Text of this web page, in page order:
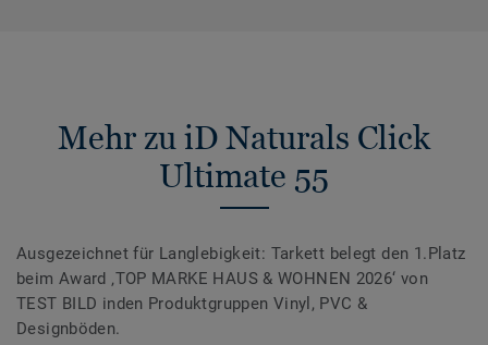
Mehr zu iD Naturals Click
Ultimate 55
Ausgezeichnet für Langlebigkeit: Tarkett belegt den 1.Platz
beim Award ‚TOP MARKE HAUS & WOHNEN 2026‘ von
TEST BILD inden Produktgruppen Vinyl, PVC &
Designböden.